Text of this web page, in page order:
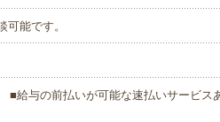
能です。
給与の前払いが可能な速払いサービス